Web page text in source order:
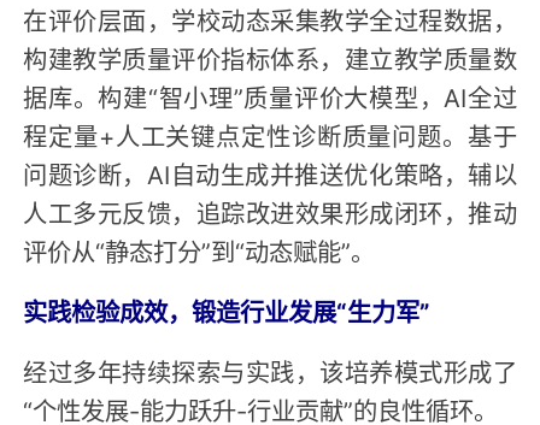
在评价层面，学校动态采集教学全过程数据，
构建教学质量评价指标体系，建立教学质量数
据库。构建“智小理”质量评价大模型，AI全过
程定量+人工关键点定性诊断质量问题。基于
问题诊断，AI自动生成并推送优化策略，辅以
人工多元反馈，追踪改进效果形成闭环，推动
评价从“静态打分”到“动态赋能”。
实践检验成效，锻造行业发展“生力军”
经过多年持续探索与实践，该培养模式形成了
“个性发展-能力跃升-行业贡献”的良性循环。